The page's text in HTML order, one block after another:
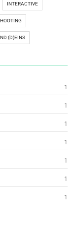
INTERACTIVE
(D)EINS
1
1
1
1
1
1
1